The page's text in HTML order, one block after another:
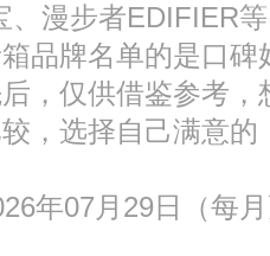
、漫步者EDIFIER
品牌名单的是口
，仅供借鉴参考
，选择自己满意
年07月29日（每